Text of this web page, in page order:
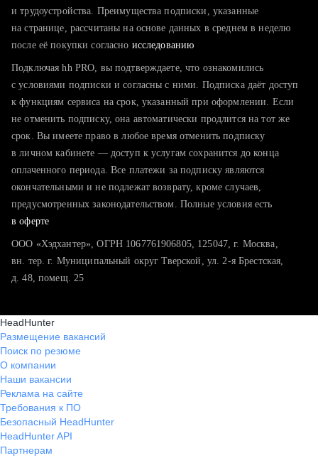
тратите много времени на поиск и вручную поднимаете
хотите сравнить себя с конкурентами и оценить шансы
и трудоустройства. Преимущества подписки, указанные
на странице, рассчитаны на основе данных в среднем в неделю
после её покупки согласно исследованию
Подключая hh PRO, вы подтверждаете, что ознакомились
с условиями подписки и согласны с ними. Подписка даёт доступ
к функциям сервиса на срок, указанный при оформлении. Если
не отменить подписку, она автоматически продлится на тот же
срок. Вы имеете право в любое время отменить подписку
в личном кабинете — доступ к услугам сохранится до конца
оплаченного периода. Все платежи за подписку являются
окончательными и не подлежат возврату, кроме случаев,
предусмотренных законодательством. Полные условия есть
в оферте
ООО «Хэдхантер», ОГРН 1067761906805, 125047, г. Москва,
вн. тер. г. Муниципальный округ Тверской, ул. 2-я Брестская,
д. 48, помещ. 25
HeadHunter
Размещение вакансий
Поиск по резюме
О компании
Наши вакансии
Реклама на сайте
Требования к ПО
Безопасный HeadHunter
HeadHunter API
Партнерам